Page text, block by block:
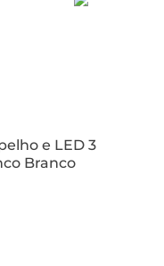
e LED 3
Branco